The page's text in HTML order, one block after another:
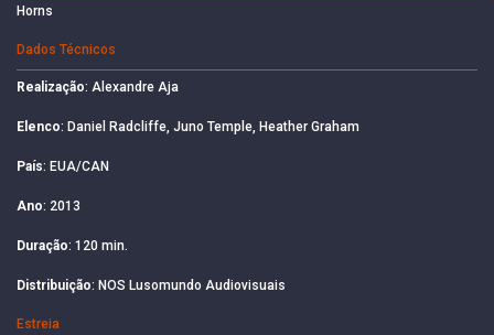
Horns
Dados Técnicos
Realização: Alexandre Aja
Elenco: Daniel Radcliffe, Juno Temple, Heather Graham
País: EUA/CAN
Ano: 2013
Duração: 120 min.
Distribuição: NOS Lusomundo Audiovisuais
Estreia